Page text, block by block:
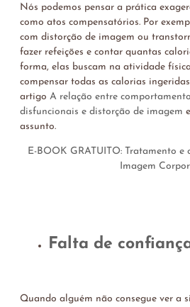
Nós podemos pensar a prática
como atos compensatórios. Por
com distorção de imagem ou
fazer refeições e contar quantas
forma, elas buscam na atividade
compensar todas as calorias
artigo A relação entre
disfuncionais e distorção de imagem
assunto.
E-BOOK GRATUITO: Tratamento e
Imagem
Falta de
Quando alguém não consegue ver a